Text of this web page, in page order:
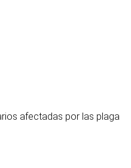
afectadas por las plaga